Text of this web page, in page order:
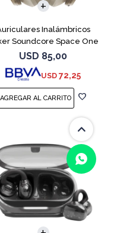
Inalámbricos
Soundcore Space One
ANC Crema
USD 85,00
USD 72,25
(0/4)